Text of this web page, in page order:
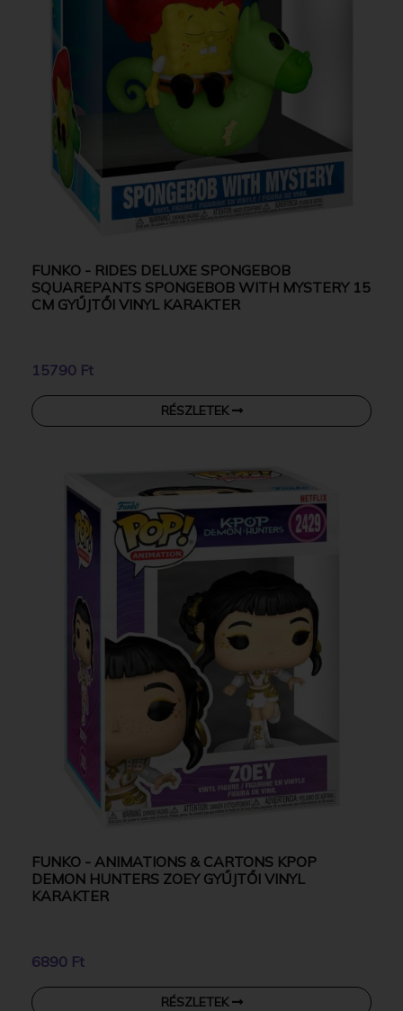
FUNKO - RIDES DELUXE SPONGEBOB
SQUAREPANTS SPONGEBOB WITH MYSTERY 15
CM GYŰJTŐI VINYL KARAKTER
15790 Ft
RÉSZLETEK
FUNKO - ANIMATIONS & CARTONS KPOP
DEMON HUNTERS ZOEY GYŰJTŐI VINYL
KARAKTER
6890 Ft
RÉSZLETEK